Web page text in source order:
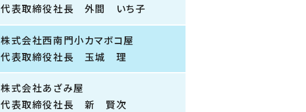
代表取締役社長 外間 いち子
株式会社西南門小カマボコ屋
代表取締役社長 玉城 理
株式会社あざみ屋
代表取締役社長 新 賢次